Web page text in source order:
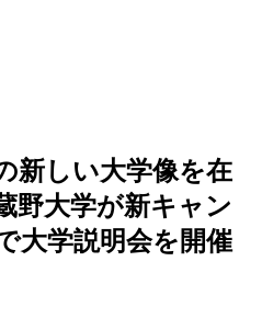
新しい大学像を在
大学が新キャン
大学説明会を開催